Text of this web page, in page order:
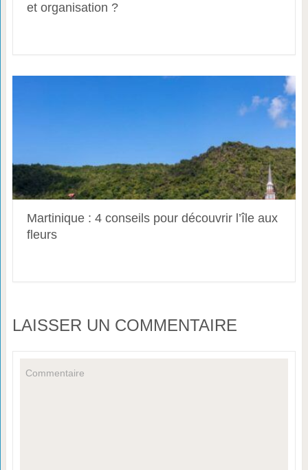
et organisation ?
Martinique : 4 conseils pour découvrir l’île aux
fleurs
LAISSER UN COMMENTAIRE